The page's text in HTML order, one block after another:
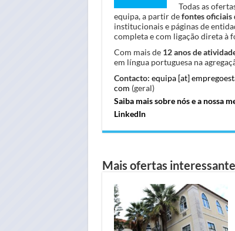
Todas as
equipa, a partir defontes oficiais
institucionais e páginas de
completa e com ligação direta à
Com mais de 12 anos de
em língua portuguesa na
Contacto: equipa [at]
com (geral)
Saiba mais sobre nós e a nossa
LinkedIn
Mais ofertas